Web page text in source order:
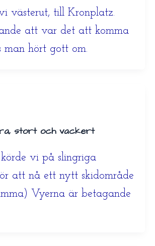
västerut, till Kronplatz.
att var det att komma
man hört gott om.
stort och vackert
vi på slingriga
att nå ett nytt skidområde
Vyerna är betagande